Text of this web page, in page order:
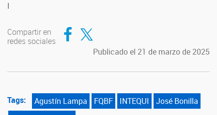
I
Compartir en
redes sociales
Compartir en Facebook
Compartir en Twitter
Publicado el 21 de marzo de 2025
Tags: Agustín Lampa FQBF INTEQUI
José Bonilla